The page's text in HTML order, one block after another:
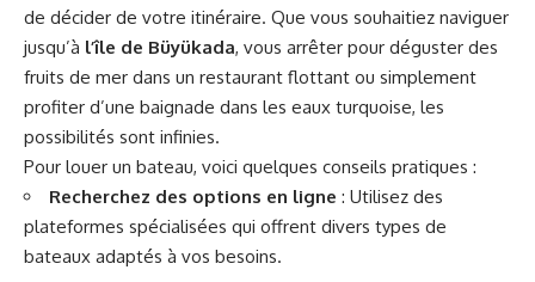
de décider de votre itinéraire. Que vous souhaitiez naviguer
jusqu’à l’île de Büyükada, vous arrêter pour déguster des
fruits de mer dans un restaurant flottant ou simplement
profiter d’une baignade dans les eaux turquoise, les
possibilités sont infinies.
Pour louer un bateau, voici quelques conseils pratiques :
Recherchez des options en ligne : Utilisez des
plateformes spécialisées qui offrent divers types de
bateaux adaptés à vos besoins.